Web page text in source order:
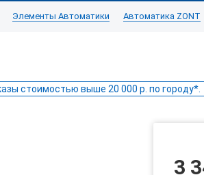
Элементы Автоматики Автоматика ZONT
стоимостью выше 20 000 р. по городу*.
3